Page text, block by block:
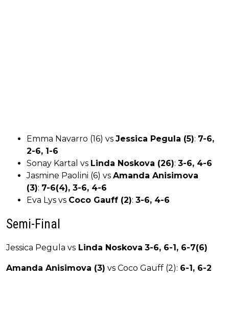
Emma Navarro (16) vs Jessica Pegula (5): 7-6,
2-6, 1-6
Sonay Kartal vs Linda Noskova (26): 3-6, 4-6
Jasmine Paolini (6) vs Amanda Anisimova
(3): 7-6(4), 3-6, 4-6
Eva Lys vs Coco Gauff (2): 3-6, 4-6
Semi-Final
Jessica Pegula vs Linda Noskova 3-6, 6-1, 6-7(6)
Amanda Anisimova (3) vs Coco Gauff (2): 6-1, 6-2